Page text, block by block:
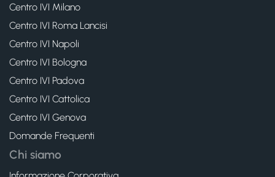
Centro IVI Milano
Centro IVI Roma Lancisi
Centro IVI Napoli
Centro IVI Bologna
Centro IVI Padova
Centro IVI Cattolica
Centro IVI Genova
Domande Frequenti
Chi siamo